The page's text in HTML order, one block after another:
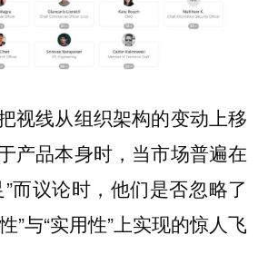
视线从组织架构的变动上移
产品本身时，当市场普遍在
而议论时，他们是否忽略了
”与“实用性”上实现的惊人飞